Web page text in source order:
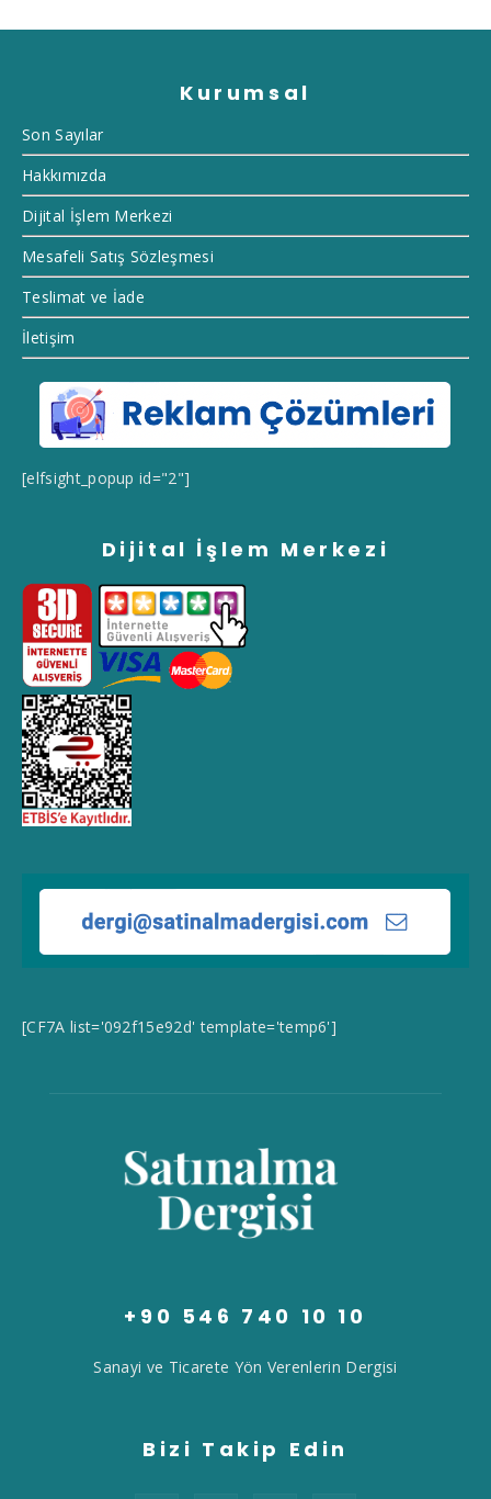
Kurumsal
Son Sayılar
Hakkımızda
Dijital İşlem Merkezi
Mesafeli Satış Sözleşmesi
Teslimat ve İade
İletişim
[elfsight_popup id="2"]
Dijital İşlem Merkezi
[CF7A list='092f15e92d' template='temp6']
+90 546 740 10 10
Sanayi ve Ticarete Yön Verenlerin Dergisi
Bizi Takip Edin